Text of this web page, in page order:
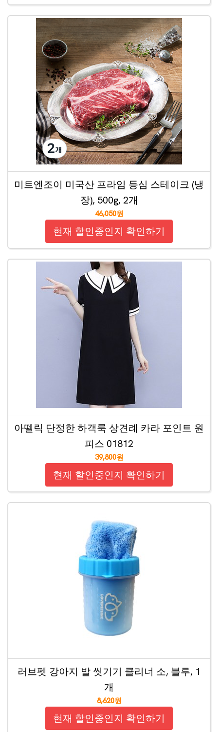
미트엔조이 미국산 프라임 등심 스테이크 (냉
장), 500g, 2개
46,050원
현재 할인중인지 확인하기
아뗄릭 단정한 하객룩 상견례 카라 포인트 원
피스 01812
39,800원
현재 할인중인지 확인하기
러브펫 강아지 발 씻기기 클리너 소, 블루, 1
개
8,620원
현재 할인중인지 확인하기